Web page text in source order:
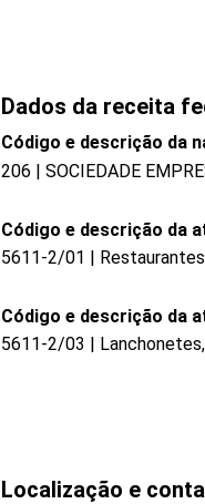
Dados da receita
Código e descrição da
206 | SOCIEDADE
Código e descrição da
5611-2/01 |
Código e descrição da
5611-2/03 |
Localização e